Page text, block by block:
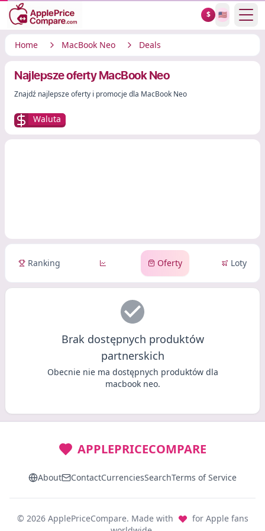
$ 🇺🇸
Home MacBook Neo Deals
Najlepsze oferty MacBook Neo
Znajdź najlepsze oferty i promocje dla MacBook Neo
Waluta
Ranking Oferty Loty
Brak dostępnych produktów
partnerskich
Obecnie nie ma dostępnych produktów dla
macbook neo.
APPLEPRICECOMPARE
About ContactCurrenciesSearchTerms of Service
© 2026 ApplePriceCompare. Made with
for Apple fans